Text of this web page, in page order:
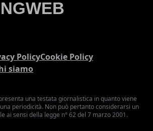
PolicyCookie Policy
siamo
una testata giornalistica in quanto viene
periodicità. Non può pertanto considerarsi un
ai sensi della legge n° 62 del 7 marzo 2001.